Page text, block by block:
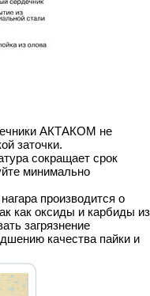
АКТАКОМ не
заточки.
сокращает срок
минимально
производится о
как оксиды и карбиды из
загрязнение
качества пайки и